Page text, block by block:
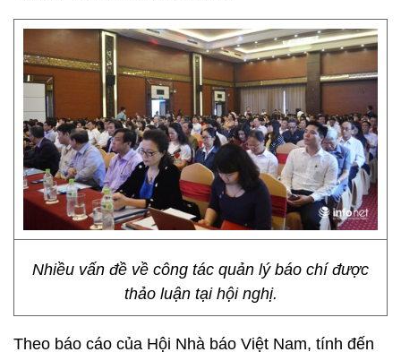
Nhiều vấn đề về công tác quản lý báo chí được
thảo luận tại hội nghị.
Theo báo cáo của Hội Nhà báo Việt Nam, tính đến